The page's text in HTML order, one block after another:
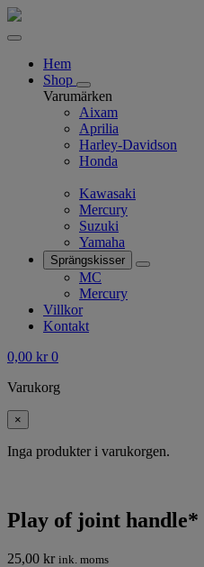
Hem
Shop
Varumärken
Aixam
Aprilia
Harley-Davidson
Honda
Kawasaki
Mercury
Suzuki
Yamaha
Sprängskisser
MC
Mercury
Villkor
Kontakt
0,00 kr 0
Varukorg
×
Inga produkter i varukorgen.
Play of joint handle*
25,00 kr ink. moms